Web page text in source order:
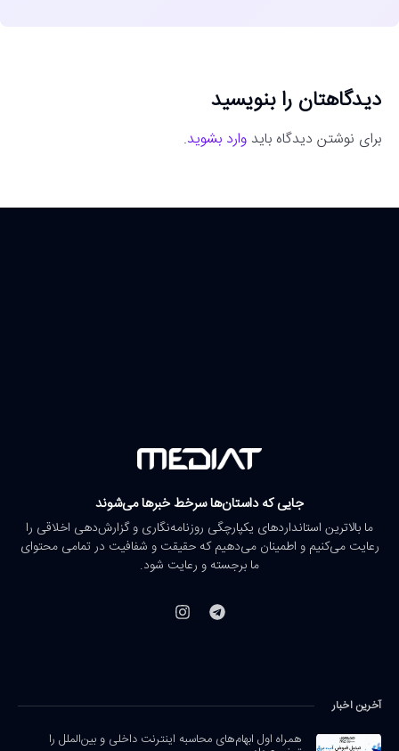
دیدگاهتان را بنویسید
برای نوشتن دیدگاه باید وارد بشوید.
جایی که داستان‌ها سرخط خبرها می‌شوند
ما بالاترین استانداردهای یکپارچگی روزنامه‌نگاری و گزارش‌دهی اخلاقی را
رعایت می‌کنیم و اطمینان می‌دهیم که حقیقت و شفافیت در تمامی محتوای
ما برجسته و رعایت شود.
آخرین اخبار
همراه اول ابهام‌های محاسبه اینترنت داخلی و بین‌الملل را